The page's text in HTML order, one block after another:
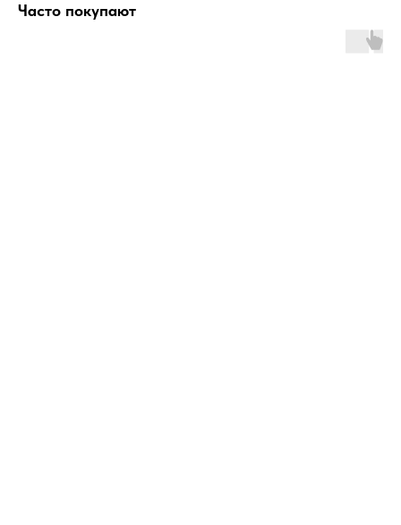
Часто покупают